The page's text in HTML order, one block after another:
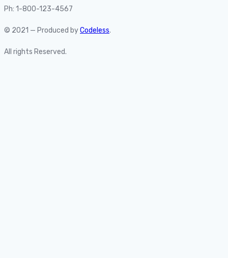
Ph: 1-800-123-4567
© 2021 — Produced byCodeless.
All rights Reserved.